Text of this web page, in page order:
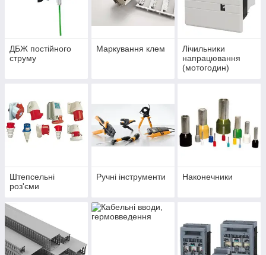
ДБЖ постійного
струму
Маркування клем
Лічильники
напрацювання
(мотогодин)
Штепсельні
роз'єми
Ручні інструменти Наконечники